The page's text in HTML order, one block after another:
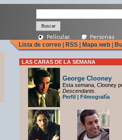
Lista de correo RSS Mapa web
LAS CARAS DE LA SEMANA
George Clooney
Esta semana, Clooney
Descendants
Perfil | Filmografía